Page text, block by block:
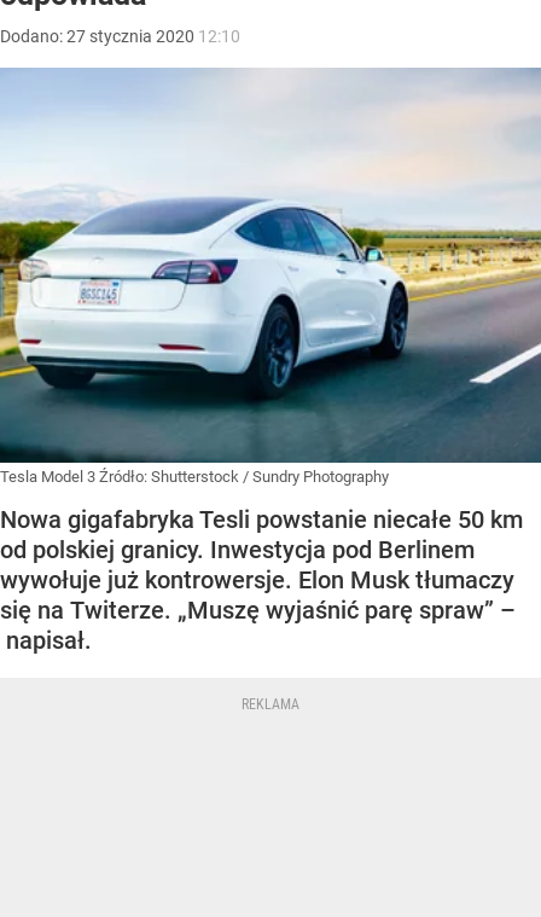
Dodano:27 stycznia 2020 12:10
Tesla Model 3 Źródło: Shutterstock / Sundry Photography
Nowa gigafabryka Tesli powstanie niecałe 50 km
od polskiej granicy. Inwestycja pod Berlinem
wywołuje już kontrowersje. Elon Musk tłumaczy
się na Twiterze. „Muszę wyjaśnić parę spraw” –
napisał.